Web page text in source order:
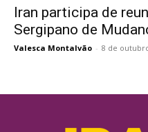
Iran participa de
Sergipano de
Valesca Montalvão - 8 de